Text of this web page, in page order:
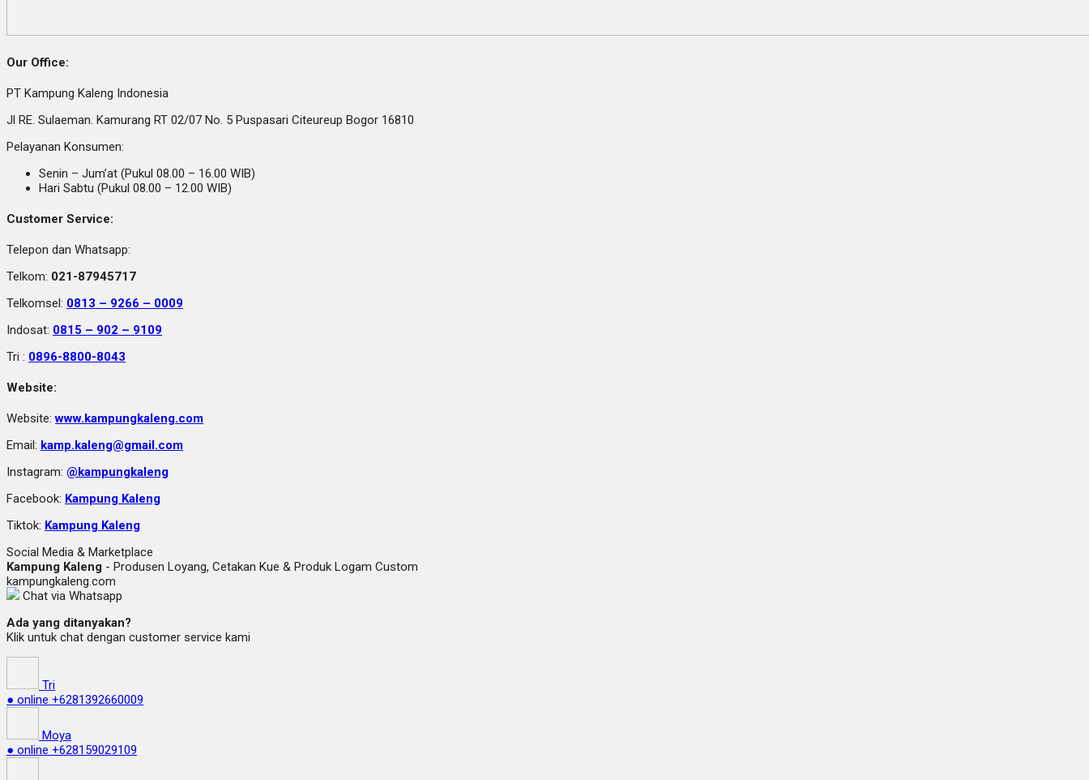
Our Office:
PT Kampung Kaleng Indonesia
Jl RE. Sulaeman. Kamurang RT 02/07 No. 5 Puspasari Citeureup Bogor 16810
Pelayanan Konsumen:
Senin – Jum’at (Pukul 08.00 – 16.00 WIB)
Hari Sabtu (Pukul 08.00 – 12.00 WIB)
Customer Service:
Telepon dan Whatsapp:
Telkom: 021-87945717
Telkomsel: 0813 – 9266 – 0009
Indosat: 0815 – 902 – 9109
Tri : 0896-8800-8043
Website:
Website:www.kampungkaleng.com
Email: kamp.kaleng@gmail.com
Instagram: @kampungkaleng
Facebook: Kampung Kaleng
Tiktok: Kampung Kaleng
Social Media & Marketplace
Kampung Kaleng - Produsen Loyang, Cetakan Kue & Produk Logam Custom
kampungkaleng.com
Chat via Whatsapp
Ada yang ditanyakan?
Klik untuk chat dengan customer service kami
Tri
● online +6281392660009
Moya
● online +628159029109